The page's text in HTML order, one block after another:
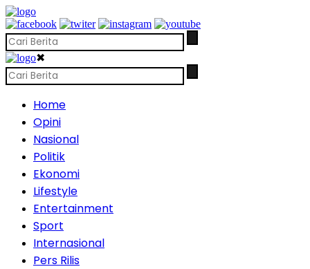
✖
Home
Opini
Nasional
Politik
Ekonomi
Lifestyle
Entertainment
Sport
Internasional
Pers Rilis